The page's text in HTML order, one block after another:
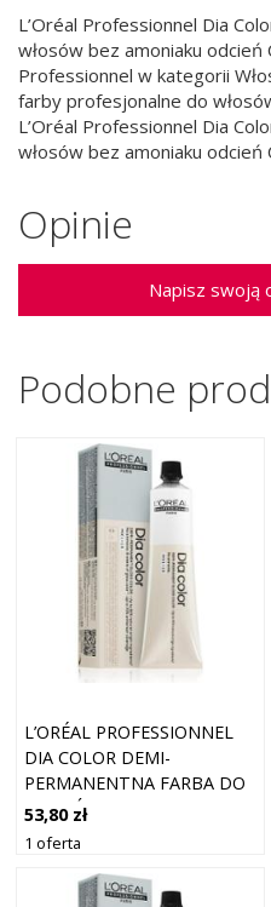
L’Oréal Professionnel Dia
włosów bez amoniaku odcień
Professionnel w kategorii
farby profesjonalne do
L’Oréal Professionnel Dia
włosów bez amoniaku
Opinie
Napisz swoją
Podobne
L’ORÉAL PROFESSIONNEL
DIA COLOR DEMI-
PERMANENTNA FARBA DO
WŁOSÓW BEZ AMONIAKU
ODCIEŃ 4 BROWN 60 ML
53,80 zł
1 oferta